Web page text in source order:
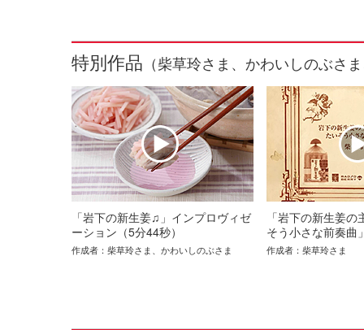
特別作品 （柴草玲さま、かわいしのぶさ
「岩下の新生姜♫」インプロヴィゼ
ーション（5分44秒）
作成者：柴草玲さま、かわいしのぶさま
「岩下の新生姜
そう小さな前奏曲
作成者：柴草玲さま